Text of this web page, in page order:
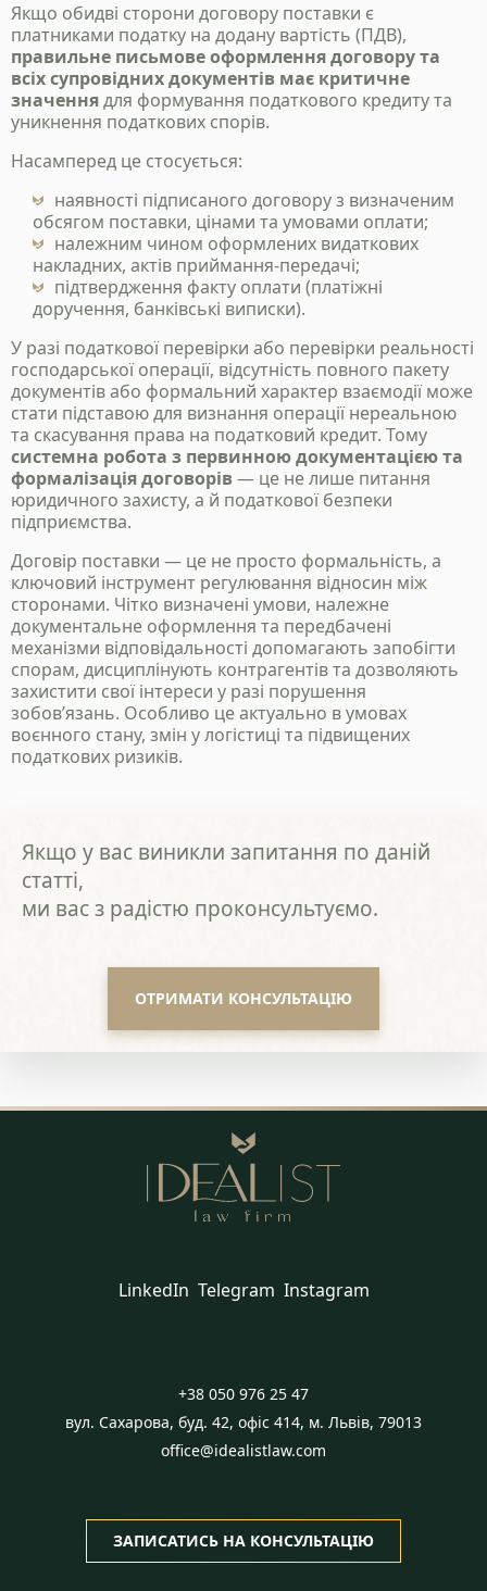
Якщо обидві сторони договору поставки є
платниками податку на додану вартість (ПДВ),
правильне письмове оформлення договору та
всіх супровідних документів має критичне
значеннядля формування податкового кредиту та
уникнення податкових спорів.
Насамперед це стосується:
наявності підписаного договору з визначеним
обсягом поставки, цінами та умовами оплати;
належним чином оформлених видаткових
накладних, актів приймання-передачі;
підтвердження факту оплати (платіжні
доручення, банківські виписки).
У разі податкової перевірки або перевірки реальності
господарської операції, відсутність повного пакету
документів або формальний характер взаємодії може
стати підставою для визнання операції нереальною
та скасування права на податковий кредит. Тому
системна робота з первинною документацією та
формалізація договорів— це не лише питання
юридичного захисту, а й податкової безпеки
підприємства.
Договір поставки — це не просто формальність, а
ключовий інструмент регулювання відносин між
сторонами. Чітко визначені умови, належне
документальне оформлення та передбачені
механізми відповідальності допомагають запобігти
спорам, дисциплінують контрагентів та дозволяють
захистити свої інтереси у разі порушення
зобов’язань. Особливо це актуально в умовах
воєнного стану, змін у логістиці та підвищених
податкових ризиків.
Якщо у вас виникли запитання по даній
статті,
ми вас з радістю проконсультуємо.
ОТРИМАТИ КОНСУЛЬТАЦІЮ
LinkedIn Telegram Instagram
+38 050 976 25 47
вул. Сахарова, буд. 42, офіс 414, м. Львів, 79013
office@idealistlaw.com
ЗАПИСАТИСЬ НА КОНСУЛЬТАЦІЮ